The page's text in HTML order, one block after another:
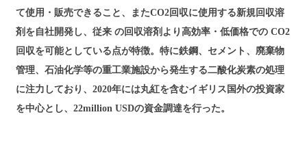
て使用・販売できること、またCO2回収に使用する新規回収溶
剤を自社開発し、従来 の回収溶剤より高効率・低価格での CO2
回収を可能としている点が特徴。特に鉄鋼、セメント、廃棄物
管理、石油化学等の重工業施設から発生する二酸化炭素の処理
に注力しており、2020年には丸紅を含むイギリス国外の投資家
を中心とし、22million USDの資金調達を行った。